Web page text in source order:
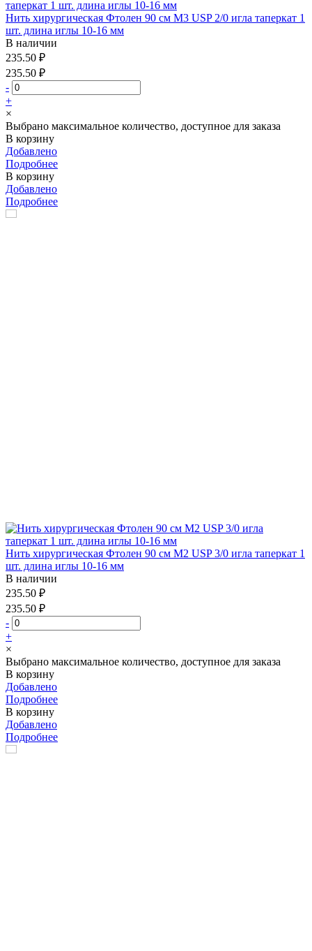
Нить хирургическая Фтолен 90 см М3 USP 2/0 игла таперкат 1
шт. длина иглы 10-16 мм
В наличии
235.50 ₽
235.50 ₽
-
+
×
Выбрано максимальное количество, доступное для заказа
В корзину
Добавлено
Подробнее
В корзину
Добавлено
Подробнее
Нить хирургическая Фтолен 90 см М2 USP 3/0 игла таперкат 1
шт. длина иглы 10-16 мм
В наличии
235.50 ₽
235.50 ₽
-
+
×
Выбрано максимальное количество, доступное для заказа
В корзину
Добавлено
Подробнее
В корзину
Добавлено
Подробнее